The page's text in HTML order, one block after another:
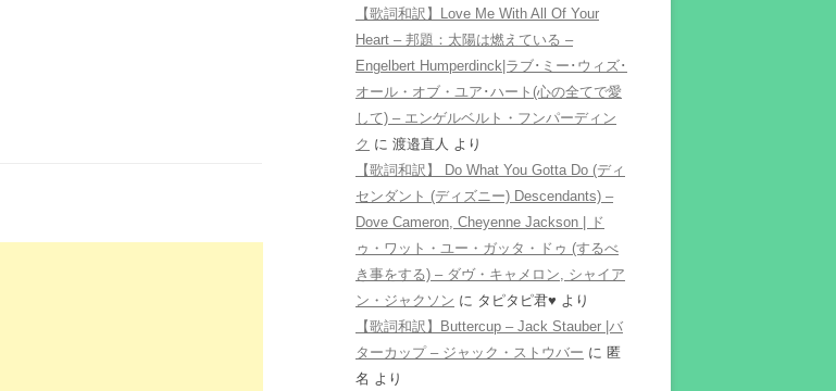
【歌詞和訳】Love Me With All Of Your
Heart – 邦題：太陽は燃えている –
Engelbert Humperdinck|ラブ･ミー･ウィズ･
オール・オブ・ユア･ハート(心の全てで愛
して) – エンゲルベルト・フンパーディン
ク に 渡邉直人 より
【歌詞和訳】 Do What You Gotta Do (ディ
センダント (ディズニー) Descendants) –
Dove Cameron, Cheyenne Jackson | ド
ゥ・ワット・ユー・ガッタ・ドゥ (するべ
き事をする) – ダヴ・キャメロン, シャイア
ン・ジャクソン に タピタピ君♥️ より
【歌詞和訳】Buttercup – Jack Stauber |バ
ターカップ – ジャック・ストウバー に 匿
名 より